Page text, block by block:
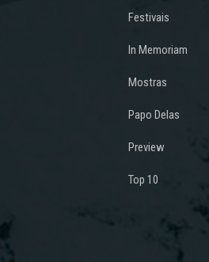
Festivais
In Memoriam
Mostras
Papo Delas
Preview
Top 10